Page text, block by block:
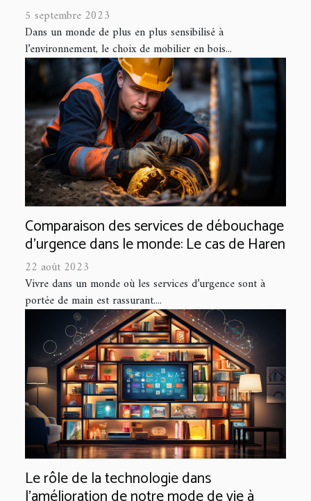
5 septembre 2023
Dans un monde de plus en plus sensibilisé à
l’environnement, le choix de mobilier en bois...
Comparaison des services de débouchage
d'urgence dans le monde: Le cas de Haren
22 août 2023
Vivre dans un monde où les services d’urgence sont à
portée de main est rassurant....
Le rôle de la technologie dans